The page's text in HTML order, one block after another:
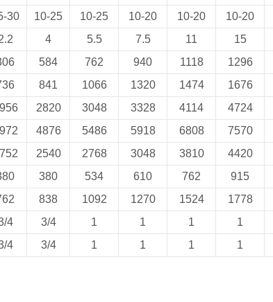
30 10-25 10-25 10-20 10-20 10-20
4 5.5 7.5 11 15
584 762 940 1118 1296
841 1066 1320 1474 1676
2820 3048 3328 4114 4724
4876 5486 5918 6808 7570
2540 2768 3048 3810 4420
380 534 610 762 915
838 1092 1270 1524 1778
4 3/4 1 1 1 1
4 3/4 1 1 1 1